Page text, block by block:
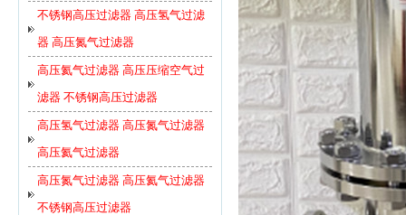
不锈钢高压过滤器 高压氢气过滤
器 高压氮气过滤器
高压氦气过滤器 高压压缩空气过
滤器 不锈钢高压过滤器
高压氢气过滤器 高压氮气过滤器
高压氦气过滤器
高压氮气过滤器 高压氦气过滤器
不锈钢高压过滤器